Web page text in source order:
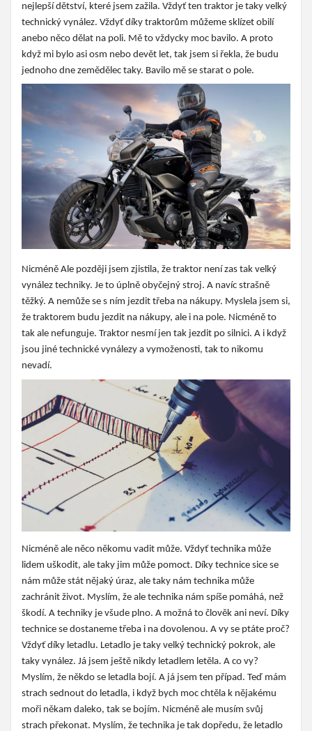
nejlepší dětství, které jsem zažila. Vždyť ten traktor je taky velký
technický vynález. Vždyť díky traktorům můžeme sklízet obilí
anebo něco dělat na poli. Mě to vždycky moc bavilo. A proto
když mi bylo asi osm nebo devět let, tak jsem si řekla, že budu
jednoho dne zemědělec taky. Bavilo mě se starat o pole.
Nicméně Ale později jsem zjistila, že traktor není zas tak velký
vynález techniky. Je to úplně obyčejný stroj. A navíc strašně
těžký. A nemůže se s ním jezdit třeba na nákupy. Myslela jsem si,
že traktorem budu jezdit na nákupy, ale i na pole. Nicméně to
tak ale nefunguje. Traktor nesmí jen tak jezdit po silnici. A i když
jsou jiné technické vynálezy a vymoženosti, tak to nikomu
nevadí.
Nicméně ale něco někomu vadit může. Vždyť technika může
lidem uškodit, ale taky jim může pomoct. Díky technice sice se
nám může stát nějaký úraz, ale taky nám technika může
zachránit život. Myslím, že ale technika nám spíše pomáhá, než
škodí. A techniky je všude plno. A možná to člověk ani neví. Díky
technice se dostaneme třeba i na dovolenou. A vy se ptáte proč?
Vždyť díky letadlu. Letadlo je taky velký technický pokrok, ale
taky vynález. Já jsem ještě nikdy letadlem letěla. A co vy?
Myslím, že někdo se letadla bojí. A já jsem ten případ. Teď mám
strach sednout do letadla, i když bych moc chtěla k nějakému
moři někam daleko, tak se bojím. Nicméně ale musím svůj
strach překonat. Myslím, že technika je tak dopředu, že letadlo